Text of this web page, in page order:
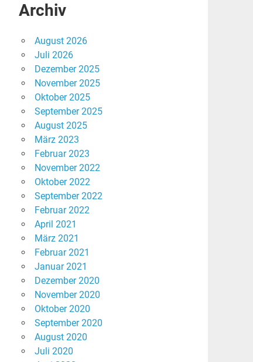
Archiv
August 2026
Juli 2026
Dezember 2025
November 2025
Oktober 2025
September 2025
August 2025
März 2023
Februar 2023
November 2022
Oktober 2022
September 2022
Februar 2022
April 2021
März 2021
Februar 2021
Januar 2021
Dezember 2020
November 2020
Oktober 2020
September 2020
August 2020
Juli 2020